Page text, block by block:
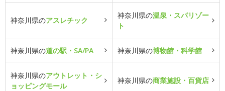
神奈川県のアスレチック
神奈川県の温泉・スパリゾー
ト
神奈川県の道の駅・SA/PA 神奈川県の博物館・科学館
神奈川県のアウトレット・シ
ョッピングモール
神奈川県の商業施設・百貨店